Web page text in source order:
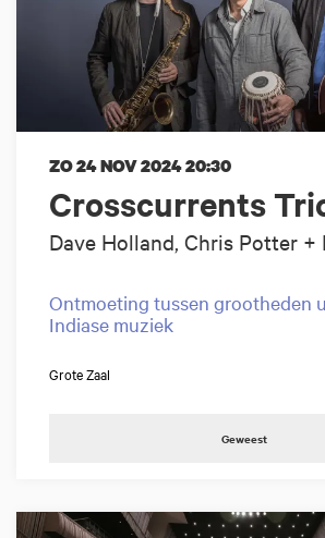
Crosscurrents
Dave Holland, Chris Potter +
ZO 24 NOV 202420:30
Ontmoeting tussen grootheden
Indiase muziek
Grote Zaal
Geweest